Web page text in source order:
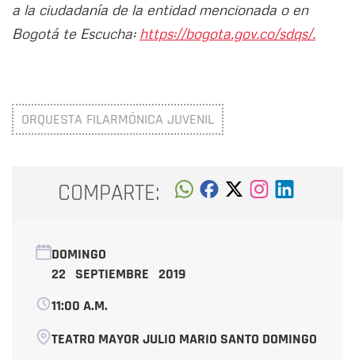
a la ciudadanía de la entidad mencionada o en
Bogotá te Escucha: https://bogota.gov.co/sdqs/.
ORQUESTA FILARMÓNICA JUVENIL
COMPARTE:
DOMINGO
22 SEPTIEMBRE 2019
11:00 A.M.
TEATRO MAYOR JULIO MARIO SANTO DOMINGO